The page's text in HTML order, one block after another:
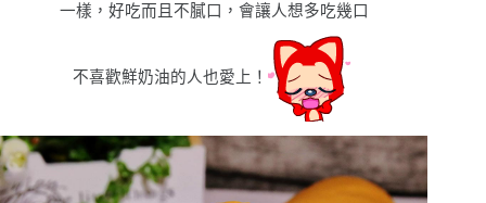
一樣，好吃而且不膩口，會讓人想多吃幾口
不喜歡鮮奶油的人也愛上！